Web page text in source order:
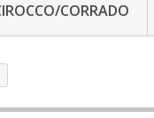
CORRADO